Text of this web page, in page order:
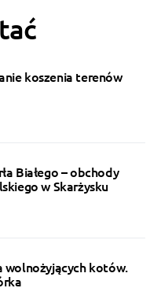
koszenia terenów
Białego – obchody
w Skarżysku
wolnożyjących kotów.